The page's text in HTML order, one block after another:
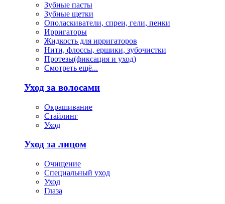
Зубные пасты
Зубные щетки
Ополаскиватели, спреи, гели, пенки
Ирригаторы
Жидкость для ирригаторов
Нити, флоссы, ершики, зубочистки
Протезы(фиксация и уход)
Смотреть ещё...
Уход за волосами
Окрашивание
Стайлинг
Уход
Уход за лицом
Очищение
Специальный уход
Уход
Глаза